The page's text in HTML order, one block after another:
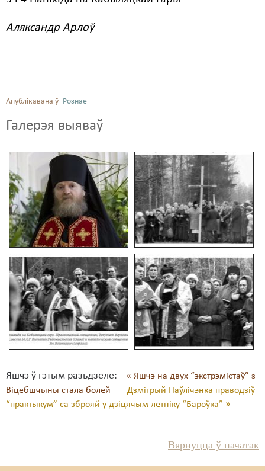
Аляксандр Арлоў
Апублікавана ў Рознае
Галерэя выяваў
Яшчэ ў гэтым разьдзеле:
« Яшчэ на двух “экстрэмістаў” з
Віцебшчыны стала болей
Дзмітрый Паўлічэнка праводзіў
“практыкум” са зброяй у дзіцячым летніку “Бароўка” »
Вярнуцца ў пачатак